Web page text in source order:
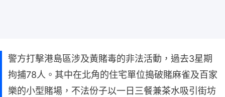
警方打擊港島區涉及黃賭毒的非法活動，過去3星期
拘捕78人。其中在北角的住宅單位搗破賭麻雀及百家
樂的小型賭場，不法份子以一日三餐兼茶水吸引街坊